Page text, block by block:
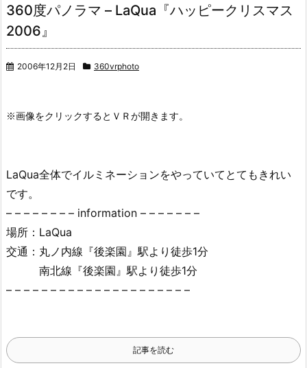
360度パノラマ – LaQua『ハッピークリスマス
2006』
2006年12月2日 360vrphoto
LaQua全体でイルミネーションをやっていてとてもきれい
です。
– – – – – – – – information – – – – – – –
場所：LaQua
交通：丸ノ内線『後楽園』駅より徒歩1分
南北線『後楽園』駅より徒歩1分
– – – – – – – – – – – – – – – – – – – – –
記事を読む